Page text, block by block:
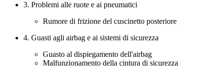
3. Problemi alle ruote e ai pneumatici
Rumore di frizione del cuscinetto posteriore
4. Guasti agli airbag e ai sistemi di sicurezza
Guasto al dispiegamento dell'airbag
Malfunzionamento della cintura di sicurezza